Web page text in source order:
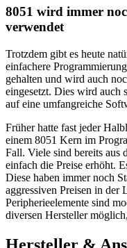
8051 wird immer
verwendet
Trotzdem gibt es heute
einfachere
gehalten und wird auch
eingesetzt. Dies wird auch
auf eine umfangreiche
Früher hatte fast jeder
einem 8051 Kern im
Fall. Viele sind bereits aus
einfach die Preise erhöht.
Diese haben immer noch
aggressiven Preisen in der
Peripherieelemente sind
diversen Hersteller
Hersteller &